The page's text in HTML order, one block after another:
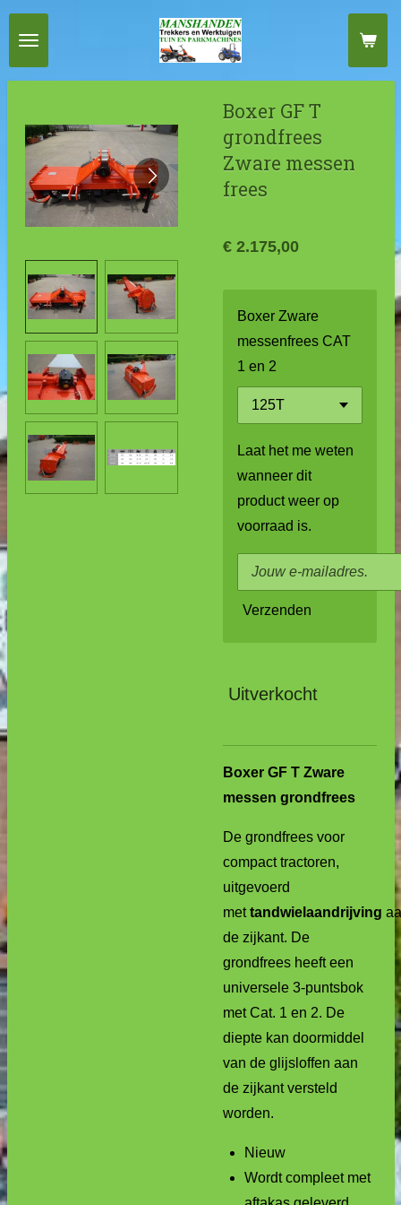
Ga
direct
naar
Boxer GF T
grondfrees
Zware messen
frees
€ 2.175,00
Boxer Zware
messenfrees CAT
1 en 2
Laat het me weten
wanneer dit
product weer op
voorraad is.
Verzenden
Uitverkocht
Boxer GF T Zware
messen grondfrees
De grondfrees voor
compact tractoren,
uitgevoerd
met tandwielaandrijving
de zijkant. De
grondfrees heeft een
universele 3-puntsbok
met Cat. 1 en 2. De
diepte kan doormiddel
van de glijsloffen aan
de zijkant versteld
worden.
Nieuw
Wordt compleet met